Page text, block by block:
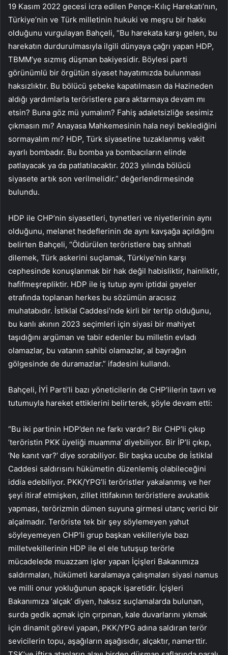
19 Kasım 2022 gecesi icra edilen Pençe-Kılıç Harekatı’nın,
Türkiye’nin ve Türk milletinin hukuki ve meşru bir hakkı
olduğunu vurgulayan Bahçeli, “Bu harekata karşı gelen, bu
harekatın durdurulmasıyla ilgili dünyaya çağrı yapan HDP,
TBMM’ye sızmış düşman bakiyesidir. Böylesi parti
görünümlü bir örgütün siyaset hayatımızda bulunması
haksızlıktır. Bu bölücü şebeke kapatılmasın da Hazineden
aldığı yardımlarla teröristlere para aktarmaya devam mı
etsin? Buna göz mü yumalım? Fahiş adaletsizliğe sesimiz
çıkmasın mı? Anayasa Mahkemesinin hala neyi beklediğini
sormayalım mı? HDP, Türk siyasetine tuzaklanmış vakit
ayarlı bombadır. Bu bomba ya bombacıların elinde
patlayacak ya da patlatılacaktır. 2023 yılında bölücü
siyasete artık son verilmelidir.” değerlendirmesinde
bulundu.
HDP ile CHP’nin siyasetleri, tıynetleri ve niyetlerinin aynı
olduğunu, melanet hedeflerinin de aynı kavşağa açıldığını
belirten Bahçeli, “Öldürülen teröristlere baş sıhhati
dilemek, Türk askerini suçlamak, Türkiye’nin karşı
cephesinde konuşlanmak bir hak değil habisliktir, hainliktir,
hafifmeşrepliktir. HDP ile iş tutup aynı iptidai gayeler
etrafında toplanan herkes bu sözümün aracısız
muhatabıdır. İstiklal Caddesi’nde kirli bir tertip olduğunu,
bu kanlı akının 2023 seçimleri için siyasi bir mahiyet
taşıdığını argüman ve tabir edenler bu milletin evladı
olamazlar, bu vatanın sahibi olamazlar, al bayrağın
gölgesinde de duramazlar.” ifadesini kullandı.
Bahçeli, İYİ Parti’li bazı yöneticilerin de CHP’lilerin tavrı ve
tutumuyla hareket ettiklerini belirterek, şöyle devam etti:
“Bu iki partinin HDP’den ne farkı vardır? Bir CHP’li çıkıp
‘teröristin PKK üyeliği muamma’ diyebiliyor. Bir İP’li çıkıp,
‘Ne kanıt var?’ diye sorabiliyor. Bir başka ucube de İstiklal
Caddesi saldırısını hükümetin düzenlemiş olabileceğini
iddia edebiliyor. PKK/YPG’li teröristler yakalanmış ve her
şeyi itiraf etmişken, zillet ittifakının teröristlere avukatlık
yapması, terörizmin dümen suyuna girmesi utanç verici bir
alçalmadır. Teröriste tek bir şey söylemeyen yahut
söyleyemeyen CHP’li grup başkan vekilleriyle bazı
milletvekillerinin HDP ile el ele tutuşup terörle
mücadelede muazzam işler yapan İçişleri Bakanımıza
saldırmaları, hükümeti karalamaya çalışmaları siyasi namus
ve milli onur yokluğunun apaçık işaretidir. İçişleri
Bakanımıza ‘alçak’ diyen, haksız suçlamalarda bulunan,
surda gedik açmak için çırpınan, kale duvarlarını yıkmak
için dinamit görevi yapan, PKK/YPG adına saldıran terör
sevicilerin topu, aşağıların aşağısıdır, alçaktır, namerttir.